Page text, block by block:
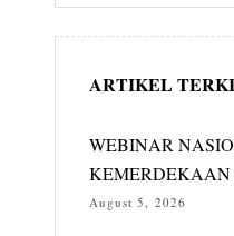
ARTIKEL
WEBINAR
KEMERDEKAAN
August 5, 2026